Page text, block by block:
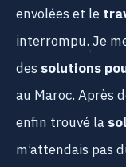
envolées et le
interrompu. Je
des solutions
au Maroc. Après
enfin trouvé la
m’attendais pas